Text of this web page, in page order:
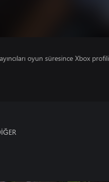
oyun süresince Xbox